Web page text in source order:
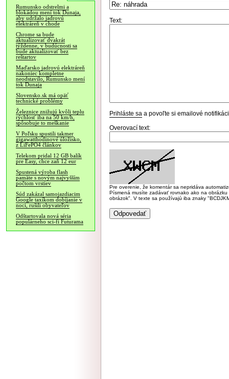
Rumunsko odstrelmi a
blokádou mení tok Dunaja,
aby udržalo jadrovú
elektráreň v chode
Chrome sa bude
aktualizovať dvakrát
týždenne, v budúcnosti sa
bude aktualizovať bez
reštartov
Maďarsko jadrovú elektráreň
nakoniec kompletne
neodstavilo, Rumunsko mení
tok Dunaja
Slovensko.sk má opäť
technické problémy
Železnice znižujú kvôli teplu
rýchlosť iba na 50 km/h,
spôsobuje to meškanie
V Poľsku spustili takmer
gigawatthodinové úložisko,
z LiFePO4 článkov
Telekom pridal 12 GB balík
pre Easy, chce zaň 12 eur
Spustená výroba flash
pamäte s novým najvyšším
počtom vrstiev
Súd zakázal samojazdiacim
Google taxíkom dobíjanie v
noci, rušili obyvateľov
Odštartovala nová séria
populárneho sci-fi Futurama
Text:
Prihláste sa a povoľte si emailové
Overovací text:
Pre overenie, že komentár sa nepridáva
Písmená musíte zadávať rovnako ako na
obrázok". V texte sa používajú iba znaky